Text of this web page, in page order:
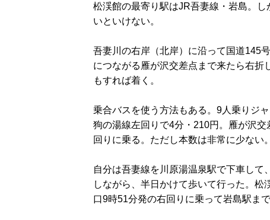
松渓館の最寄り駅はJR吾妻線・岩島。
いといけない。
吾妻川の右岸（北岸）に沿って国道145
につながる雁が沢交差点まで来たら右折
もすれば着く。
乗合バスを使う方法もある。9人乗りジ
狗の湯線左回りで4分・210円。雁が沢
回りに乗る。ただし本数は非常に少ない
自分は吾妻線を川原湯温泉駅で下車して、
しながら、半日かけて歩いて行った。
口9時51分発の右回りに乗って岩島駅まで